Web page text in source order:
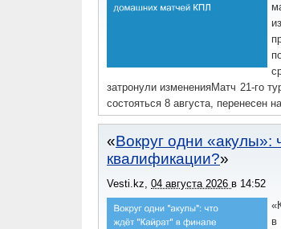
затронули измененияМатч 21-го
состояться 8 августа, перенесен
Вокруг одни «акулы»:
квалификации?
Vesti.kz, 04 августа 2026 в 14:52
в